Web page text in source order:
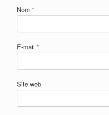
Nom *
E-mail *
Site web